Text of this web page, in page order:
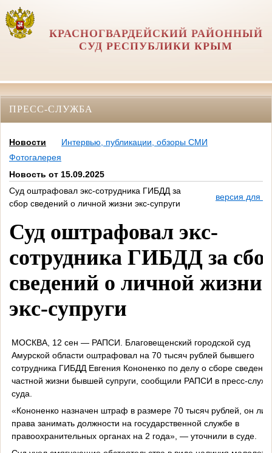
КРАСНОГВАРДЕЙСКИЙ РАЙОННЫЙ
СУД РЕСПУБЛИКИ КРЫМ
ПРЕСС-СЛУЖБА
Новости
Интервью, публикации, обзоры СМИ
Фотогалерея
Новость от 15.09.2025
Суд оштрафовал экс-сотрудника ГИБДД за
сбор сведений о личной жизни экс-супруги
версия для
Суд оштрафовал экс-
сотрудника ГИБДД за
сведений о личной жизни
экс-супруги
МОСКВА, 12 сен — РАПСИ. Благовещенский городской суд
Амурской области оштрафовал на 70 тысяч рублей бывшего
сотрудника ГИБДД Евгения Кононенко по делу о сборе
частной жизни бывшей супруги, сообщили РАПСИ в пресс-
суда.
«Кононенко назначен штраф в размере 70 тысяч рублей, он
права занимать должности на государственной службе в
правоохранительных органах на 2 года», — уточнили в суде.